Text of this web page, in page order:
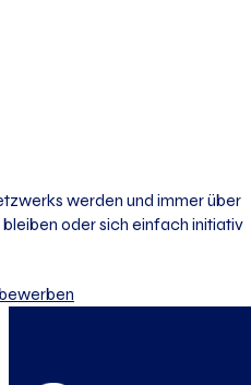
werden und immer über
oder sich einfach initiativ